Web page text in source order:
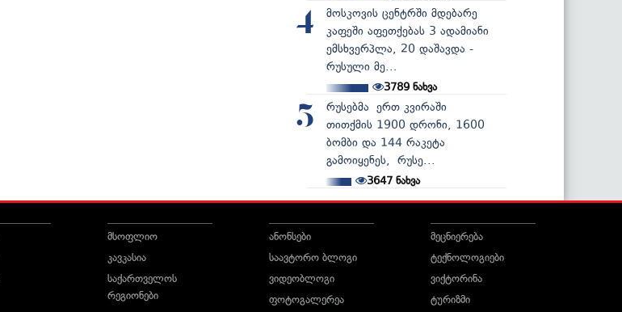
4
მოსკოვის ცენტრში მდებარე
კაფეში აფეთქებას 3 ადამიანი
ემსხვერპლა, 20 დაშავდა -
რუსული მე...
3789ნახვა
5
რუსებმა ერთ კვირაში
თითქმის 1900 დრონი, 1600
ბომბი და 144 რაკეტა
გამოიყენეს, რუსე...
3647 ნახვა
მსოფლიო
კავკასია
საქართველოს
რეგიონები
ანონსები
საავტორო ბლოგი
ვიდეობლოგი
ფოტოგალერეა
მეცნიერება
ტექნოლოგიები
ვიქტორინა
ტურიზმი